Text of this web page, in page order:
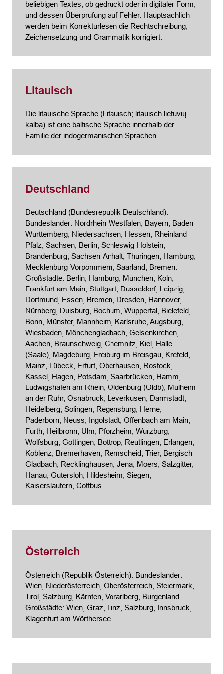
beliebigen Textes, ob gedruckt oder in digitaler Form,
und dessen Überprüfung auf Fehler. Hauptsächlich
werden beim Korrekturlesen die Rechtschreibung,
Zeichensetzung und Grammatik korrigiert.
Litauisch
Die litauische Sprache (Litauisch; litauisch lietuvių
kalba) ist eine baltische Sprache innerhalb der
Familie der indogermanischen Sprachen.
Deutschland
Deutschland (Bundesrepublik Deutschland).
Bundesländer: Nordrhein-Westfalen, Bayern, Baden-
Württemberg, Niedersachsen, Hessen, Rheinland-
Pfalz, Sachsen, Berlin, Schleswig-Holstein,
Brandenburg, Sachsen-Anhalt, Thüringen, Hamburg,
Mecklenburg-Vorpommern, Saarland, Bremen.
Großstädte: Berlin, Hamburg, München, Köln,
Frankfurt am Main , Stuttgart, Düsseldorf, Leipzig,
Dortmund , Essen, Bremen Dresden Hannover,
Nürnberg, Duisburg, Bochum, Wuppertal, Bielefeld,
Bonn, Münster, Mannheim, Karlsruhe, Augsburg,
Wiesbaden, Mönchengladbach, Gelsenkirchen,
Aachen, Braunschweig, Chemnitz, Kiel, Halle
(Saale) , Magdeburg, Freiburg im Breisgau , Krefeld,
Mainz, Lübeck, Erfurt, Oberhausen, Rostock,
Kassel, Hagen, Potsdam, Saarbrücken, Hamm,
Ludwigshafen am Rhein, Oldenburg (Oldb), Mülheim
an der Ruhr, Osnabrück, Leverkusen, Darmstadt,
Heidelberg, Solingen, Regensburg , Herne,
Paderborn, Neuss, Ingolstadt, Offenbach am Main,
Fürth, Heilbronn, Ulm, Pforzheim, Würzburg,
Wolfsburg, Göttingen, Bottrop, Reutlingen, Erlangen,
Koblenz, Bremerhaven, Remscheid, Trier, Bergisch
Gladbach, Recklinghausen, Jena , Moers, Salzgitter,
Hanau, Gütersloh, Hildesheim, Siegen,
Kaiserslautern, Cottbus.
Österreich
Österreich (Republik Österreich). Bundesländer:
Wien, Nieder­österreich, Ober­österreich, Steier­mark,
Tirol, Salzburg, Kärnten, Vorarl­berg, Burgen­land.
Großstädte: Wien, Graz, Linz, Salzburg, Innsbruck,
Klagenfurt am Wörthersee.